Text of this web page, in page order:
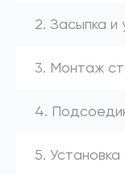
2. Засыпка и
3. Монтаж
4.
5.